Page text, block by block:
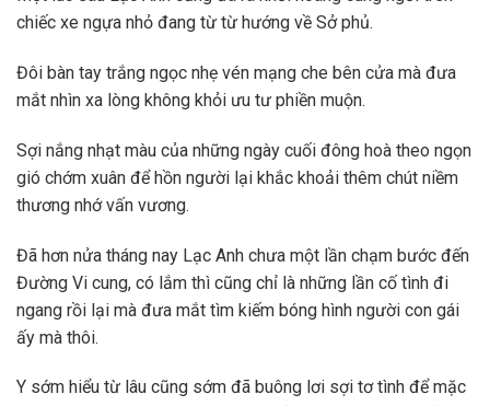
chiếc xe ngựa nhỏ đang từ từ hướng về Sở phủ.
Đôi bàn tay trắng ngọc nhẹ vén mạng che bên cửa mà đưa
mắt nhìn xa lòng không khỏi ưu tư phiền muộn.
Sợi nắng nhạt màu của những ngày cuối đông hoà theo ngọn
gió chớm xuân để hồn người lại khắc khoải thêm chút niềm
thương nhớ vấn vương.
Đã hơn nửa tháng nay Lạc Anh chưa một lần chạm bước đến
Đường Vi cung, có lắm thì cũng chỉ là những lần cố tình đi
ngang rồi lại mà đưa mắt tìm kiếm bóng hình người con gái
ấy mà thôi.
Y sớm hiểu từ lâu cũng sớm đã buông lơi sợi tơ tình để mặc